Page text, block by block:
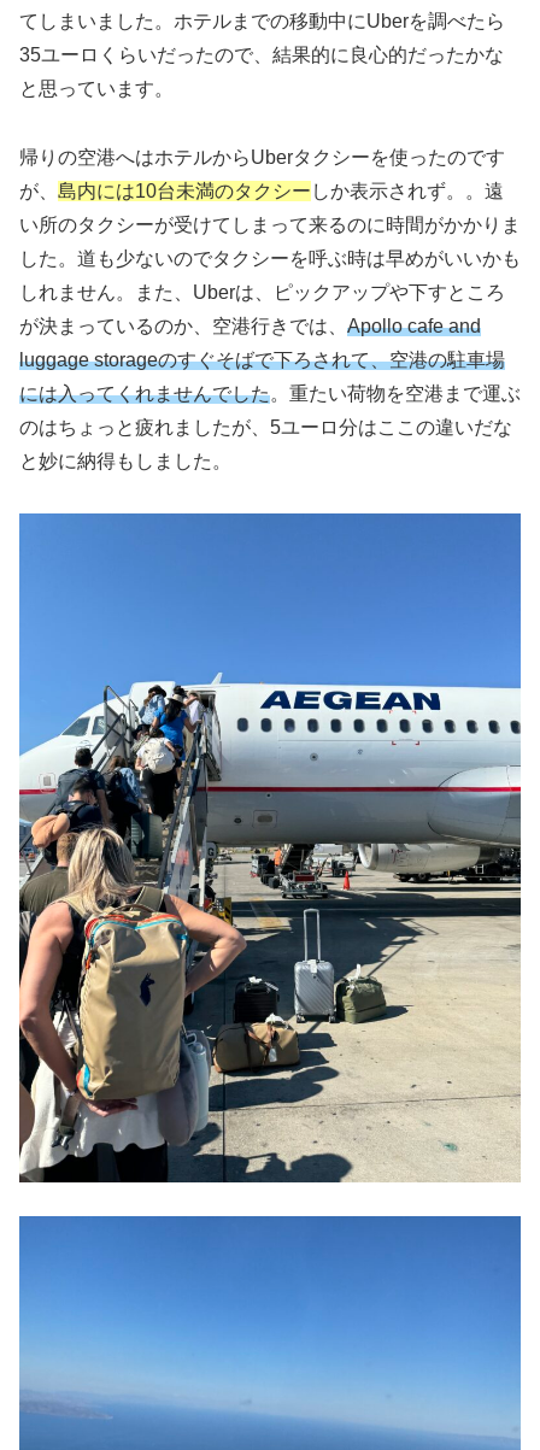
てしまいました。ホテルまでの移動中にUberを調べたら
35ユーロくらいだったので、結果的に良心的だったかな
と思っています。
帰りの空港へはホテルからUberタクシーを使ったのです
が、 島内には10台未満のタクシー しか表示されず。。遠
い所のタクシーが受けてしまって来るのに時間がかかりま
した。道も少ないのでタクシーを呼ぶ時は早めがいいかも
しれません。また、Uberは、ピックアップや下すところ
が決まっているのか、空港行きでは、 Apollo cafe and
luggage storageのすぐそばで下ろされて、空港の駐車場
には入ってくれませんでした。重たい荷物を空港まで運ぶ
のはちょっと疲れましたが、5ユーロ分はここの違いだな
と妙に納得もしました。